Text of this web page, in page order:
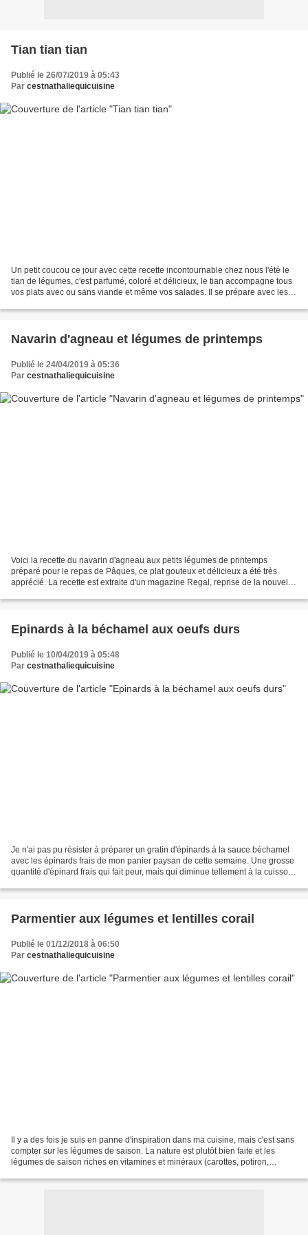
Tian tian tian
Publié le 26/07/2019 à 05:43
Par cestnathaliequicuisine
Un petit coucou ce jour avec cette recette incontournable chez nous l'été le
tian de légumes, c'est parfumé, coloré et délicieux, le tian accompagne tous
vos plats avec ou sans viande et même vos salades. Il se prépare avec les
Navarin d'agneau et légumes de printemps
Publié le 24/04/2019 à 05:36
Par cestnathaliequicuisine
Voici la recette du navarin d'agneau aux petits légumes de printemps
préparé pour le repas de Pâques, ce plat gouteux et délicieux a été très
apprécié. La recette est extraite d'un magazine Regal, reprise de la nouvelle
Epinards à la béchamel aux oeufs durs
Publié le 10/04/2019 à 05:48
Par cestnathaliequicuisine
Je n'ai pas pu résister à préparer un gratin d'épinards à la sauce béchamel
avec les épinards frais de mon panier paysan de cette semaine. Une grosse
quantité d'épinard frais qui fait peur, mais qui diminue tellement à la cuisson
Parmentier aux légumes et lentilles corail
Publié le 01/12/2018 à 06:50
Par cestnathaliequicuisine
Il y a des fois je suis en panne d'inspiration dans ma cuisine, mais c'est sans
compter sur les légumes de saison. La nature est plutôt bien faite et les
légumes de saison riches en vitamines et minéraux (carottes, potiron,